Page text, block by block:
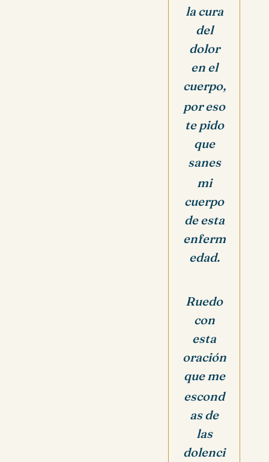
la cura
del
dolor
en el
cuerpo,
por eso
te pido
que
sanes
mi
cuerpo
de esta
enferm
edad.
Ruedo
con
esta
oración
que me
escond
as de
las
dolenci